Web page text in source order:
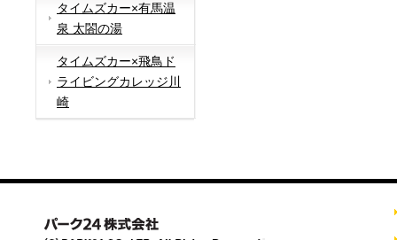
タイムズカー×有馬温
泉 太閤の湯
タイムズカー×飛鳥ド
ライビングカレッジ川
崎